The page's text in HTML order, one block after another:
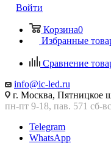
Войти
Корзина0
Избранные
Сравнение
info@ic-led.ru
г. Москва, Пятницкое
пн-пт 9-18, пав. 571 сб-
Telegram
WhatsApp